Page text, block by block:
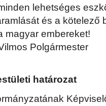
lehetséges
és a kötelező
magyar embereket!
Polgármester
határozat